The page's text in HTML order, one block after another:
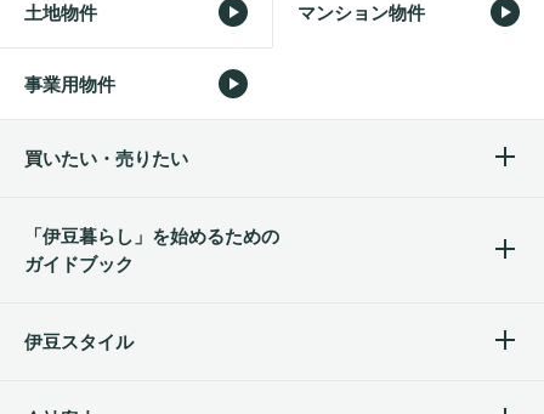
土地物件 マンション物件
事業用物件
買いたい・売りたい
「伊豆暮らし」を始めるための
ガイドブック
伊豆スタイル